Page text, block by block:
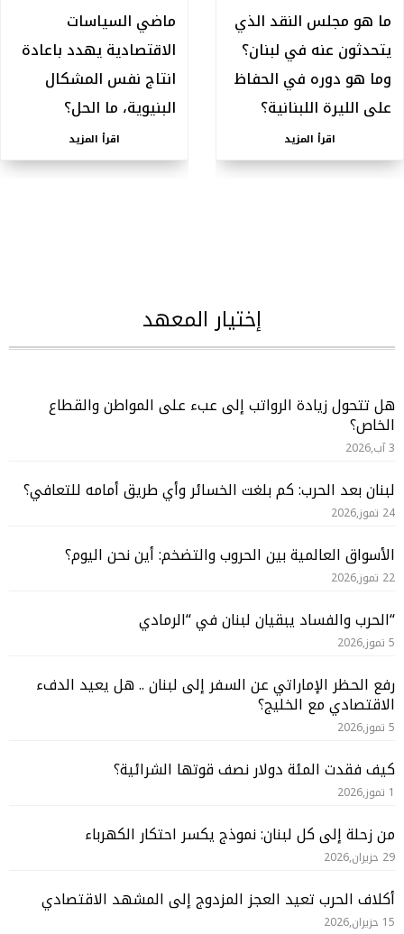
ما هو مجلس النقد الذي
يتحدثون عنه في لبنان؟
وما هو دوره في الحفاظ
على الليرة اللبنانية؟
اقرأ المزيد
ماضي السياسات
الاقتصادية يهدد باعادة
انتاج نفس المشكال
البنيوية، ما الحل؟
اقرأ المزيد
إختيار المعهد
هل تتحول زيادة الرواتب إلى عبء على المواطن والقطاع
الخاص؟
3 آب,2026
لبنان بعد الحرب: كم بلغت الخسائر وأي طريق أمامه للتعافي؟
24 تموز,2026
الأسواق العالمية بين الحروب والتضخم: أين نحن اليوم؟
22 تموز,2026
“الحرب والفساد يبقيان لبنان في “الرمادي
5 تموز,2026
رفع الحظر الإماراتي عن السفر إلى لبنان .. هل يعيد الدفء
الاقتصادي مع الخليج؟
5 تموز,2026
كيف فقدت المئة دولار نصف قوتها الشرائية؟
1 تموز,2026
من زحلة إلى كل لبنان: نموذج يكسر احتكار الكهرباء
29 حزيران,2026
أكلاف الحرب تعيد العجز المزدوج إلى المشهد الاقتصادي
15 حزيران,2026